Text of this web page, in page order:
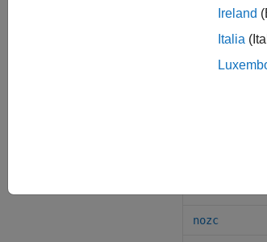
nozc
Ireland
Italia